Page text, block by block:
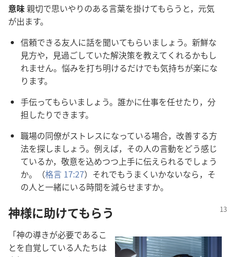
意味親切で思いやりのある言葉を掛けてもらうと，元気
が出ます。
信頼できる友人に話を聞いてもらいましょう。新鮮な
見方や，見過ごしていた解決策を教えてくれるかもし
れません。悩みを打ち明けるだけでも気持ちが楽にな
ります。
手伝ってもらいましょう。誰かに仕事を任せたり，分
担したりできます。
職場の同僚がストレスになっている場合，改善する方
法を探しましょう。例えば，その人の言動をどう感じ
ているか，敬意を込めつつ上手に伝えられるでしょう
か。（格言 17:27）それでもうまくいかないなら，そ
の人と一緒にいる時間を減らせますか。
神様に助けてもらう
「神の導きが必要であるこ
とを自覚している人たちは